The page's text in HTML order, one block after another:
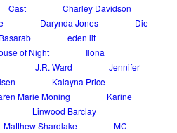
Cast
Charley Davidson
Darynda Jones
Die
eden lit
of Night
Ilona
J.R. Ward
Jennifer
Kalayna Price
Marie Moning
Karine
Linwood Barclay
Matthew Shardlake
MC